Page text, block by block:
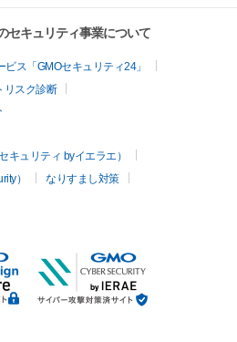
セキュリティ事業について
ス「GMOセキュリティ24」
リスク診断
キュリティ byイエラエ）
）
なりすまし対策